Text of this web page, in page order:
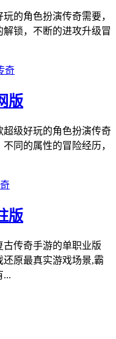
的角色扮演传奇需要，
锁，不断的进攻升级冒
奇
版
超级好玩的角色扮演传奇
同的属性的冒险经历，
版
传奇手游的单职业版
原最真实游戏场景,霸
...